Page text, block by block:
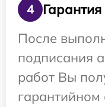
4
Гарантия
После
подписания
работ Вы